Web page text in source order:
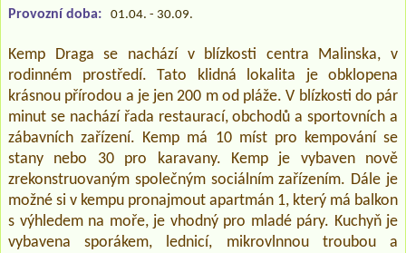
Provozní doba: 01.04. - 30.09.
Kemp Draga se nachází v blízkosti centra Malinska, v
rodinném prostředí. Tato klidná lokalita je obklopena
krásnou přírodou a je jen 200 m od pláže. V blízkosti do pár
minut se nachází řada restaurací, obchodů a sportovních a
zábavních zařízení. Kemp má 10 míst pro kempování se
stany nebo 30 pro karavany. Kemp je vybaven nově
zrekonstruovaným společným sociálním zařízením. Dále je
možné si v kempu pronajmout apartmán 1, který má balkon
s výhledem na moře, je vhodný pro mladé páry. Kuchyň je
vybavena sporákem, lednicí, mikrovlnnou troubou a